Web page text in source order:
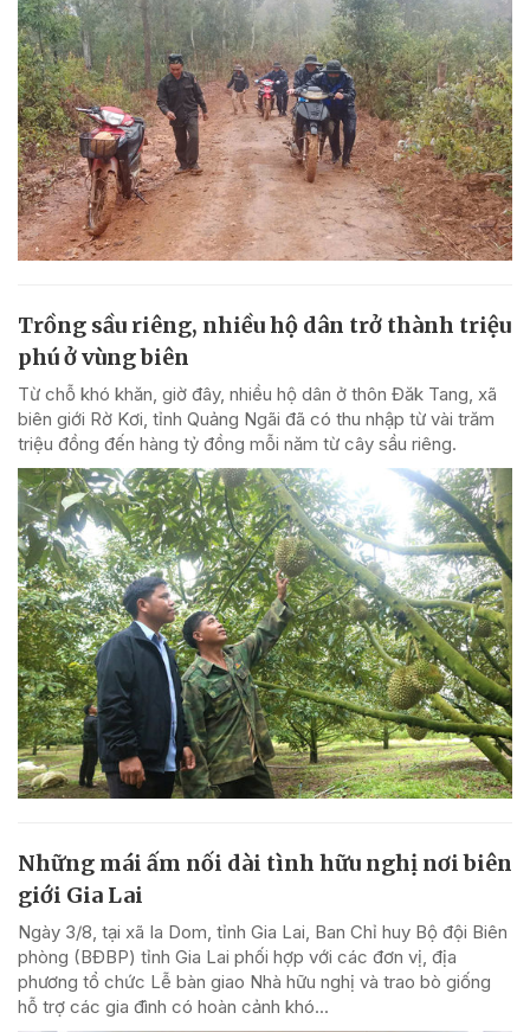
Trồng sầu riêng, nhiều hộ dân trở thành triệu
phú ở vùng biên
Từ chỗ khó khăn, giờ đây, nhiều hộ dân ở thôn Đăk Tang, xã
biên giới Rờ Kơi, tỉnh Quảng Ngãi đã có thu nhập từ vài trăm
triệu đồng đến hàng tỷ đồng mỗi năm từ cây sầu riêng.
Những mái ấm nối dài tình hữu nghị nơi biên
giới Gia Lai
Ngày 3/8, tại xã Ia Dom, tỉnh Gia Lai, Ban Chỉ huy Bộ đội Biên
phòng (BĐBP) tỉnh Gia Lai phối hợp với các đơn vị, địa
phương tổ chức Lễ bàn giao Nhà hữu nghị và trao bò giống
hỗ trợ các gia đình có hoàn cảnh khó...